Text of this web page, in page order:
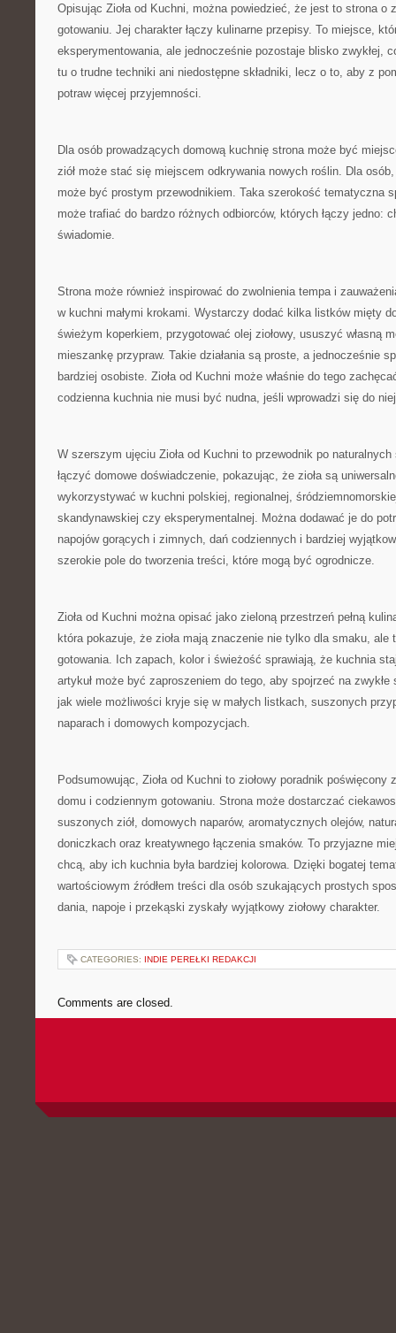
Opisując Zioła od Kuchni, można powiedzieć, że jest to strona o
gotowaniu. Jej charakter łączy kulinarne przepisy. To miejsce,
eksperymentowania, ale jednocześnie pozostaje blisko zwykłej,
tu o trudne techniki ani niedostępne składniki, lecz o to, aby z
potraw więcej przyjemności.
Dla osób prowadzących domową kuchnię strona może być
ziół może stać się miejscem odkrywania nowych roślin. Dla
może być prostym przewodnikiem. Taka szerokość tematyczna
może trafiać do bardzo różnych odbiorców, których łączy jedno:
świadomie.
Strona może również inspirować do zwolnienia tempa i
w kuchni małymi krokami. Wystarczy dodać kilka listków mięty
świeżym koperkiem, przygotować olej ziołowy, ususzyć własną
mieszankę przypraw. Takie działania są proste, a jednocześnie
bardziej osobiste. Zioła od Kuchni może właśnie do tego
codzienna kuchnia nie musi być nudna, jeśli wprowadzi się do
W szerszym ujęciu Zioła od Kuchni to przewodnik po
łączyć domowe doświadczenie, pokazując, że zioła są
wykorzystywać w kuchni polskiej, regionalnej,
skandynawskiej czy eksperymentalnej. Można dodawać je do
napojów gorących i zimnych, dań codziennych i bardziej
szerokie pole do tworzenia treści, które mogą być ogrodnicze.
Zioła od Kuchni można opisać jako zieloną przestrzeń pełną
która pokazuje, że zioła mają znaczenie nie tylko dla smaku, ale
gotowania. Ich zapach, kolor i świeżość sprawiają, że kuchnia
artykuł może być zaproszeniem do tego, aby spojrzeć na zwykłe
jak wiele możliwości kryje się w małych listkach, suszonych
naparach i domowych kompozycjach.
Podsumowując, Zioła od Kuchni to ziołowy poradnik poświęcony
domu i codziennym gotowaniu. Strona może dostarczać
suszonych ziół, domowych naparów, aromatycznych olejów,
doniczkach oraz kreatywnego łączenia smaków. To przyjazne
chcą, aby ich kuchnia była bardziej kolorowa. Dzięki bogatej
wartościowym źródłem treści dla osób szukających prostych
dania, napoje i przekąski zyskały wyjątkowy ziołowy charakter.
CATEGORIES: INDIE PEREŁKI REDAKCJI
Comments are closed.